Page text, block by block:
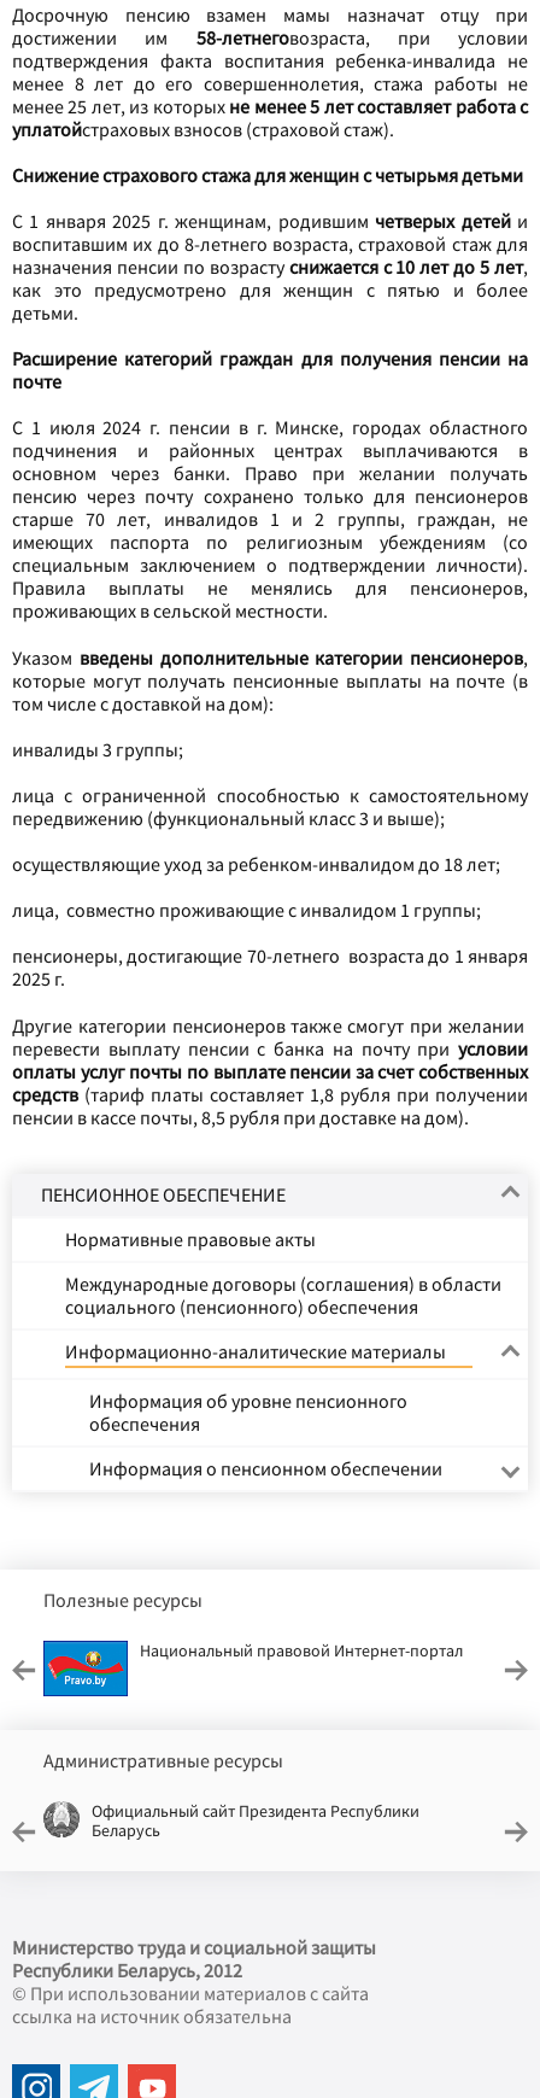
Досрочную пенсию взамен мамы назначат отцу при
достижении им 58-летнеговозраста, при условии
подтверждения факта воспитания ребенка-инвалида не
менее 8 лет до его совершеннолетия, стажа работы не
менее 25 лет, из которых не менее 5 лет составляет работа с
уплатойстраховых взносов (страховой стаж).
Снижение страхового стажа для женщин с четырьмя детьми
С 1 января 2025 г. женщинам, родившим четверых детейи
воспитавшим их до 8-летнего возраста, страховой стаж для
назначения пенсии по возрастуснижается с 10 лет до 5 лет,
как это предусмотрено для женщин с пятью и более
детьми.
Расширение категорий граждан для получения пенсии на
почте
С 1 июля 2024 г. пенсии в г. Минске, городах областного
подчинения и районных центрах выплачиваются в
основном через банки. Право при желании получать
пенсию через почту сохранено только для пенсионеров
старше 70 лет, инвалидов 1 и 2 группы, граждан, не
имеющих паспорта по религиозным убеждениям (со
специальным заключением о подтверждении личности).
Правила выплаты не менялись для пенсионеров,
проживающих в сельской местности.
Указом введены дополнительные категории пенсионеров,
которые могут получать пенсионные выплаты на почте (в
том числе с доставкой на дом):
инвалиды 3 группы;
лица с ограниченной способностью к самостоятельному
передвижению (функциональный класс 3 и выше);
осуществляющие уход за ребенком-инвалидом до 18 лет;
лица, совместно проживающие с инвалидом 1 группы;
пенсионеры, достигающие 70-летнего возраста до 1 января
2025 г.
Другие категории пенсионеров также смогут при желании
перевести выплату пенсии с банка на почту при условии
оплаты услуг почты по выплате пенсии за счет собственных
средств(тариф платы составляет 1,8 рубля при получении
пенсии в кассе почты, 8,5 рубля при доставке на дом).
ПЕНСИОННОЕ ОБЕСПЕЧЕНИЕ
Нормативные правовые акты
Международные договоры (соглашения) в области
социального (пенсионного) обеспечения
Информационно-аналитические материалы
Информация об уровне пенсионного
обеспечения
Информация о пенсионном обеспечении
Полезные ресурсы
Национальный правовой Интернет-портал
Административные ресурсы
Официальный сайт Президента Республики
Беларусь
Министерство труда и социальной защиты
Республики Беларусь, 2012
© При использовании материалов с сайта
ссылка на источник обязательна